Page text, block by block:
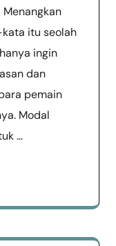
Menangkan
kata itu seolah
ingin
dan
pemain
Modal
…